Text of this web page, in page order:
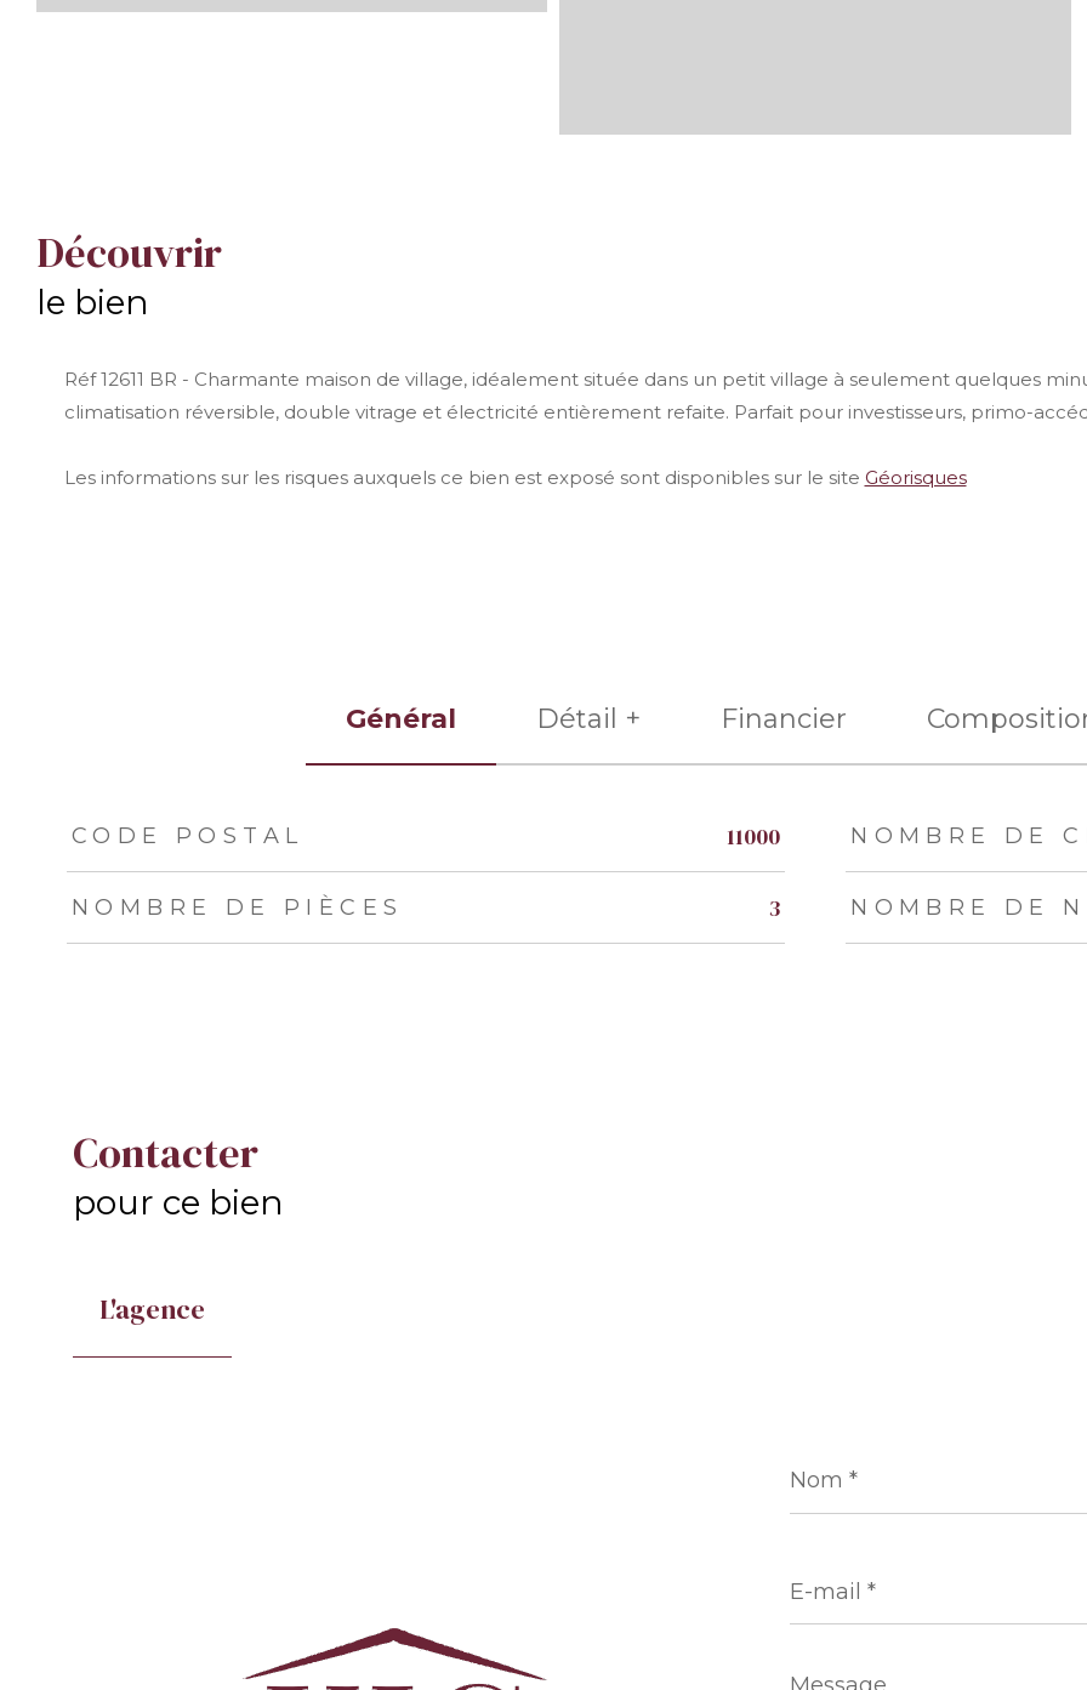
découvrir
le bien
Réf 12611 BR - Charmante maison de village, idéalement située dans un petit village à seulement quelques
climatisation réversible, double vitrage et électricité entièrement refaite. Parfait pour investisseurs, primo-
Les informations sur les risques auxquels ce bien est exposé sont disponibles sur le site Géorisques
Général Détail + Financier
TRAD_ZEPHYR_Caracteristique
CODE POSTAL 11000 NOMBRE DE
NOMBRE DE PIÈCES 3 NOMBRE DE
Contacter
pour ce bien
L'agence
*
mail
*
Message